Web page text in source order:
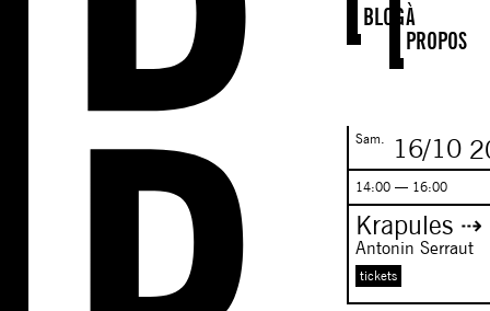
BLOGÀ
PROPOS
Sam. 16/10
14:00 — 16:00
Krapules ⇢
Antonin Serraut
tickets